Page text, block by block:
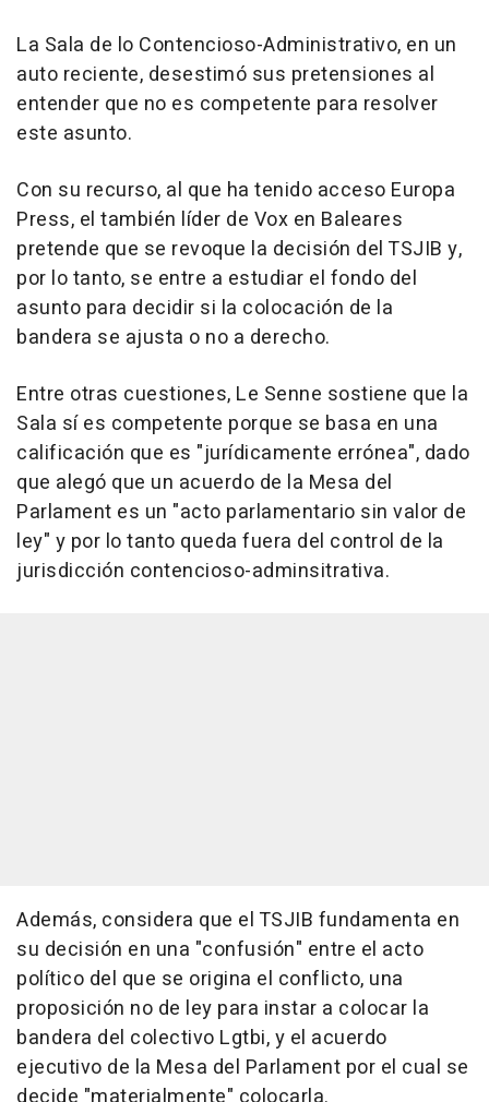
La Sala de lo Contencioso-Administrativo, en un
auto reciente, desestimó sus pretensiones al
entender que no es competente para resolver
este asunto.
Con su recurso, al que ha tenido acceso Europa
Press, el también líder de Vox en Baleares
pretende que se revoque la decisión del TSJIB y,
por lo tanto, se entre a estudiar el fondo del
asunto para decidir si la colocación de la
bandera se ajusta o no a derecho.
Entre otras cuestiones, Le Senne sostiene que la
Sala sí es competente porque se basa en una
calificación que es "jurídicamente errónea", dado
que alegó que un acuerdo de la Mesa del
Parlament es un "acto parlamentario sin valor de
ley" y por lo tanto queda fuera del control de la
jurisdicción contencioso-adminsitrativa.
Además, considera que el TSJIB fundamenta en
su decisión en una "confusión" entre el acto
político del que se origina el conflicto, una
proposición no de ley para instar a colocar la
bandera del colectivo Lgtbi, y el acuerdo
ejecutivo de la Mesa del Parlament por el cual se